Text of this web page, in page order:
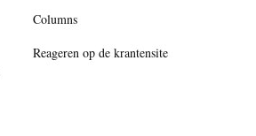
Columns
Reageren op de krantensite